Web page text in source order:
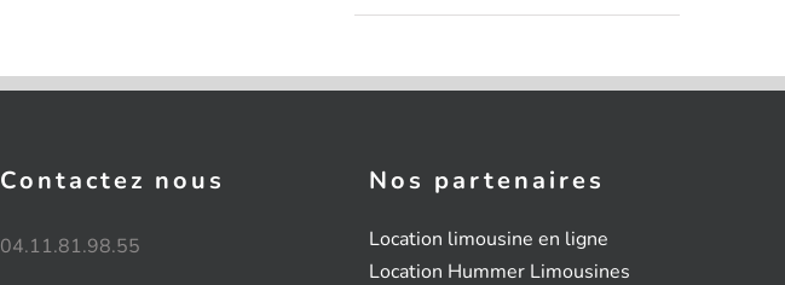
Contactez nous
04.11.81.98.55
Nos partenaires
Location limousine en ligne
Location Hummer Limousines